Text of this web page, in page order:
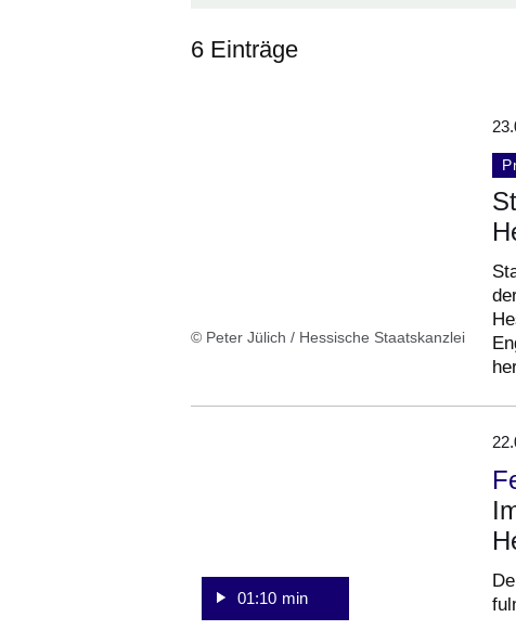
6 Einträge
© Peter Jülich / Hessische Staatskanzlei
01:10 min